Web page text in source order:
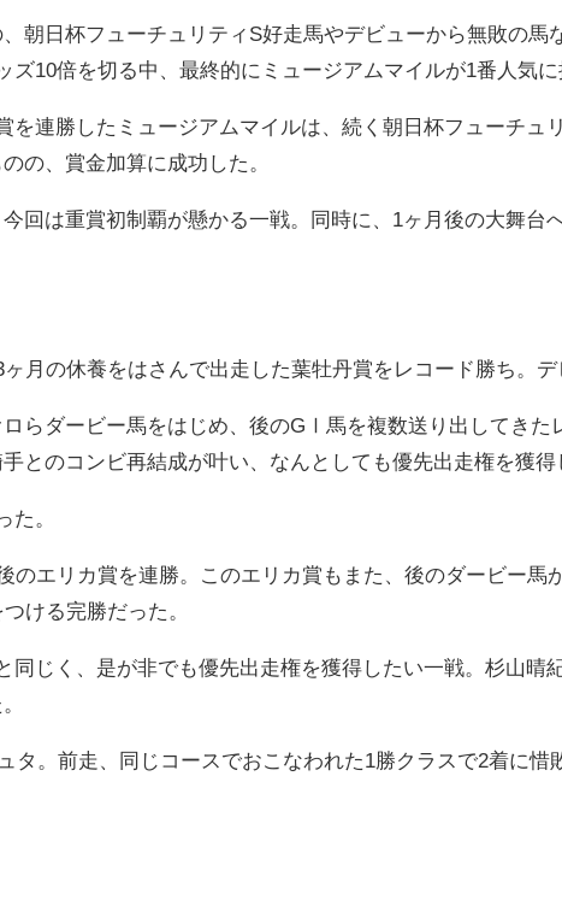
朝日杯フューチュリティS好走馬やデビューから無敗の馬
10倍を切る中、最終的にミュージアムマイルが1番人気に
を連勝したミュージアムマイルは、続く朝日杯フューチュ
の、賞金加算に成功した。
回は重賞初制覇が懸かる一戦。同時に、1ヶ月後の大舞台
月の休養をはさんで出走した葉牡丹賞をレコード勝ち。デ
らダービー馬をはじめ、後のGⅠ馬を複数送り出してきた
とのコンビ再結成が叶い、なんとしても優先出走権を獲得
た。
のエリカ賞を連勝。このエリカ賞もまた、後のダービー馬
ける完勝だった。
同じく、是が非でも優先出走権を獲得したい一戦。杉山晴
タ。前走、同じコースでおこなわれた1勝クラスで2着に惜